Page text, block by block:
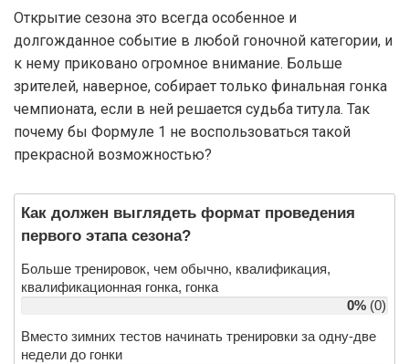
Открытие сезона это всегда особенное и
долгожданное событие в любой гоночной категории, и
к нему приковано огромное внимание. Больше
зрителей, наверное, собирает только финальная гонка
чемпионата, если в ней решается судьба титула. Так
почему бы Формуле 1 не воспользоваться такой
прекрасной возможностью?
Как должен выглядеть формат проведения
первого этапа сезона?
Больше тренировок, чем обычно, квалификация,
квалификационная гонка, гонка
0% (0)
Вместо зимних тестов начинать тренировки за одну-две
недели до гонки